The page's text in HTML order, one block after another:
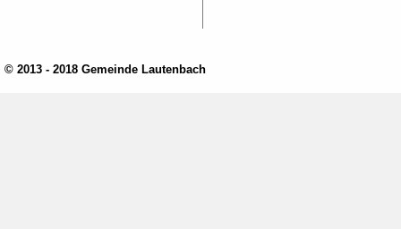
© 2013 - 2018 Gemeinde Lautenbach